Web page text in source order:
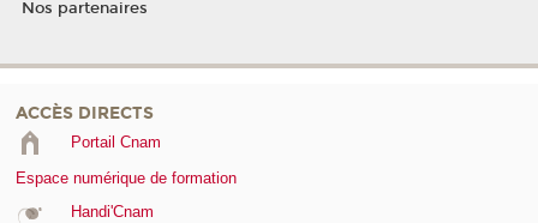
Nos partenaires
ACCÈS DIRECTS
Portail Cnam
Espace numérique de formation
Handi'Cnam